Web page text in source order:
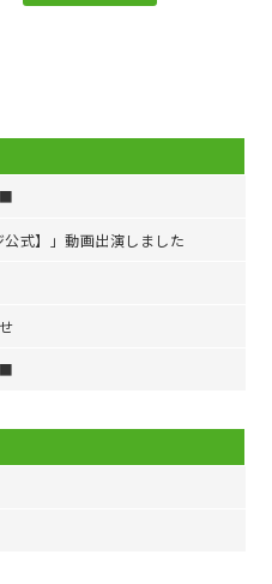
式】」動画出演しました